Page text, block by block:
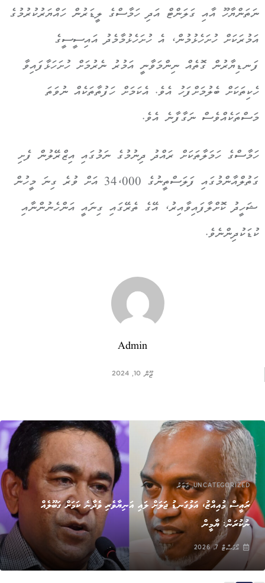
ނަތަންޔާހޫ އާއި ގަލަންޓް އަދި ހަމާސްގެ ލީޑަރުން ހައްޔަރުކުރުމުގެ
އަމުރަކަށް ހުށަހެޅުމުން، އެ ހުށަހެޅުމާމެދު އައިސީސީގެ
ފަނޑިޔާރުން ގޮތެއް ނިންމަވާނީ އަމުރު ނެރުމަށް ހުށަހަޅާފައިވާ
ހެކިތަކަށް ބެލުމަށްފަހު އެވެ. އެކަމަށް ހަފުތާތަކެއް ނުވަތަ
މަސްތަކެއްވެސް ނަގާފާނެ އެވެ.
ހަމާސްގެ ހަމަލާތަކަށް ރައްދު ދިނުމުގެ ނަމުގައި އިޒްރޭލުން ފެށި
ގަތުލްއާންމުގައި ފަލަސްތީނުގެ 34،000 އަށް ވުރެ ގިނަ މީހުން
ޝަހީދު ކޮށްލާފައިވާއިރު، އޭގެ ތެރޭގައި ގިނައީ އަންހެނުންނާއި
ކުޑަކުދިންނެވެ.
Admin
ޖޫން 10, 2024
UNCATEGORIZED
,ޚަބަރު
ރައީސް މުއިއްޒު، އަޅުގަނޑު ޖަލަށް ލައި އަނިޔާވެރި ވެދާނެ ކަމަށް ގަބޫލެއް
ނުކުރަން: ޔާމީން
އޯގަސްޓް 7, 2026